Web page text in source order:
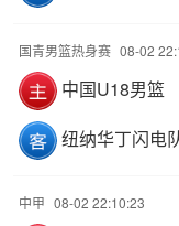
国青男篮热身赛 08-02
中国U18男篮
纽纳华丁闪电
中甲 08-02 22:10:23